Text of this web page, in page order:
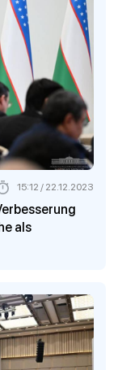
als
15:12 / 22.12.2023